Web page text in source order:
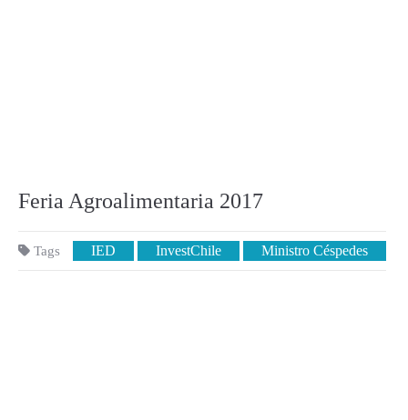
Feria Agroalimentaria 2017
Tags IED InvestChile Ministro Céspedes